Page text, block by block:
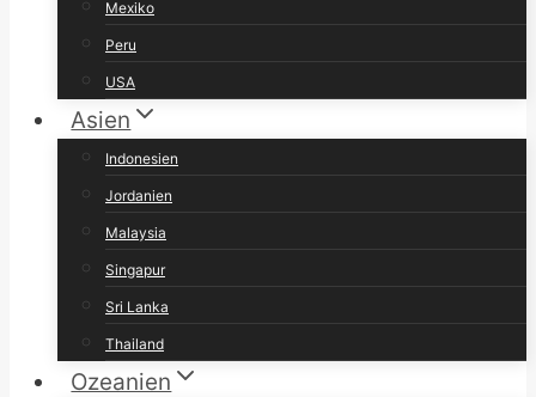
Mexiko
Peru
USA
Asien
Indonesien
Jordanien
Malaysia
Singapur
Sri Lanka
Thailand
Ozeanien